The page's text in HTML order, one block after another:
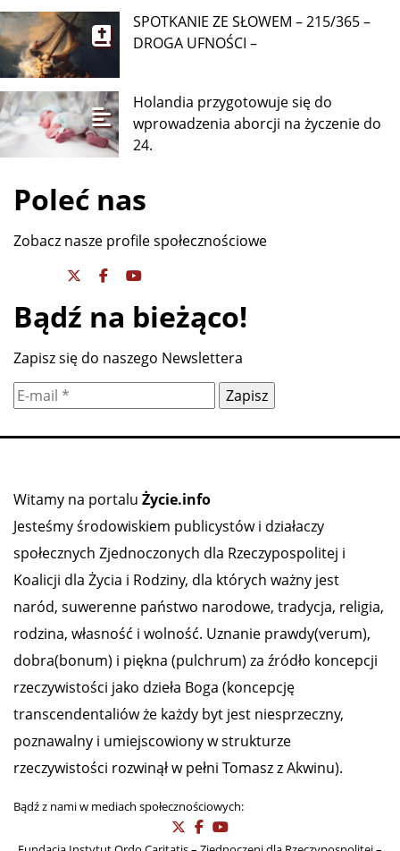
SPOTKANIE ZE SŁOWEM – 215/365 –
DROGA UFNOŚCI –
Holandia przygotowuje się do
wprowadzenia aborcji na życzenie do
24.
Poleć nas
Zobacz nasze profile społecznościowe
Bądź na bieżąco!
Zapisz się do naszego Newslettera
Witamy na portalu Życie.info
Jesteśmy środowiskiem publicystów i działaczy
społecznych Zjednoczonych dla Rzeczypospolitej i
Koalicji dla Życia i Rodziny, dla których ważny jest
naród, suwerenne państwo narodowe, tradycja, religia,
rodzina, własność i wolność. Uznanie prawdy(verum),
dobra(bonum) i piękna (pulchrum) za źródło koncepcji
rzeczywistości jako dzieła Boga (koncepcję
transcendentaliów że każdy byt jest niesprzeczny,
poznawalny i umiejscowiony w strukturze
rzeczywistości rozwinął w pełni Tomasz z Akwinu).
Bądź z nami w mediach społecznościowych: